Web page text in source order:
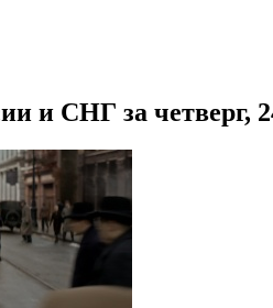
и СНГ за четверг,